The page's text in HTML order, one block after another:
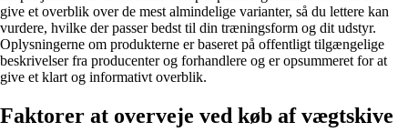
give et overblik over de mest almindelige varianter, så du lettere kan
vurdere, hvilke der passer bedst til din træningsform og dit udstyr.
Oplysningerne om produkterne er baseret på offentligt tilgængelige
beskrivelser fra producenter og forhandlere og er opsummeret for at
give et klart og informativt overblik.
Faktorer at overveje ved køb af vægtskive